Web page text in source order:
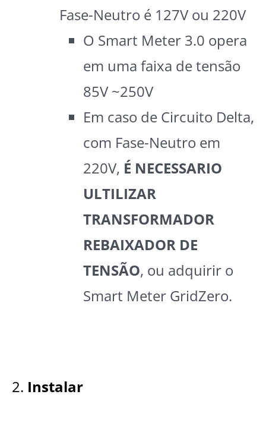
Fase-Neutro é 127V ou 220V
O Smart Meter 3.0 opera
em uma faixa de tensão
85V ~250V
Em caso de Circuito Delta,
com Fase-Neutro em
220V, É NECESSARIO
ULTILIZAR
TRANSFORMADOR
REBAIXADOR DE
TENSÃO, ou adquirir o
Smart Meter GridZero.
2. Instalar